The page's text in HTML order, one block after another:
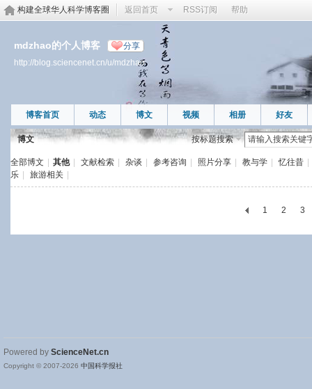
构建全球华人科学博客圈 返回首页 RSS订阅 帮助
mdzhao的个人博客 分享
http://blog.sciencenet.cn/u/mdzhao
博客首页 动态 博文 视频 相册 好友
博文 按标题搜索
全部博文 其他 文献检索 杂谈 参考咨询 照片分享 教与学 忆往昔
乐
旅游相关
1 2 3
Powered by ScienceNet.cn
Copyright © 2007-2026 中国科学报社